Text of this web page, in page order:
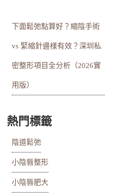
下面鬆弛點算好？縮陰手術
vs 緊縮針邊樣有效？深圳私
密整形項目全分析（2026實
用版）
熱門標籤
陰道鬆弛
小陰唇整形
小陰唇肥大